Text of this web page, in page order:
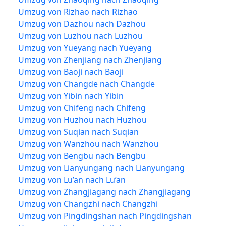
Umzug von Rizhao nach Rizhao
Umzug von Dazhou nach Dazhou
Umzug von Luzhou nach Luzhou
Umzug von Yueyang nach Yueyang
Umzug von Zhenjiang nach Zhenjiang
Umzug von Baoji nach Baoji
Umzug von Changde nach Changde
Umzug von Yibin nach Yibin
Umzug von Chifeng nach Chifeng
Umzug von Huzhou nach Huzhou
Umzug von Suqian nach Suqian
Umzug von Wanzhou nach Wanzhou
Umzug von Bengbu nach Bengbu
Umzug von Lianyungang nach Lianyungang
Umzug von Lu’an nach Lu’an
Umzug von Zhangjiagang nach Zhangjiagang
Umzug von Changzhi nach Changzhi
Umzug von Pingdingshan nach Pingdingshan